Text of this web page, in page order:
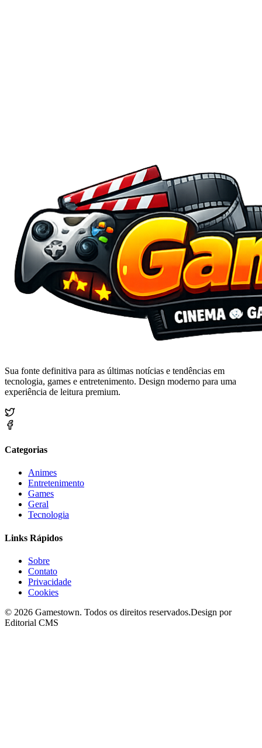
Sua fonte definitiva para as últimas notícias e tendências em
tecnologia, games e entretenimento. Design moderno para uma
experiência de leitura premium.
Categorias
Animes
Entretenimento
Games
Geral
Tecnologia
Links Rápidos
Sobre
Contato
Privacidade
Cookies
© 2026 Gamestown. Todos os direitos reservados.Design por
Editorial CMS